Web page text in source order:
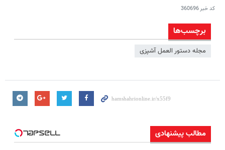
کد خبر360696
برچسب‌ها
مجله دستور العمل آشپزی
مطالب پیشنهادی